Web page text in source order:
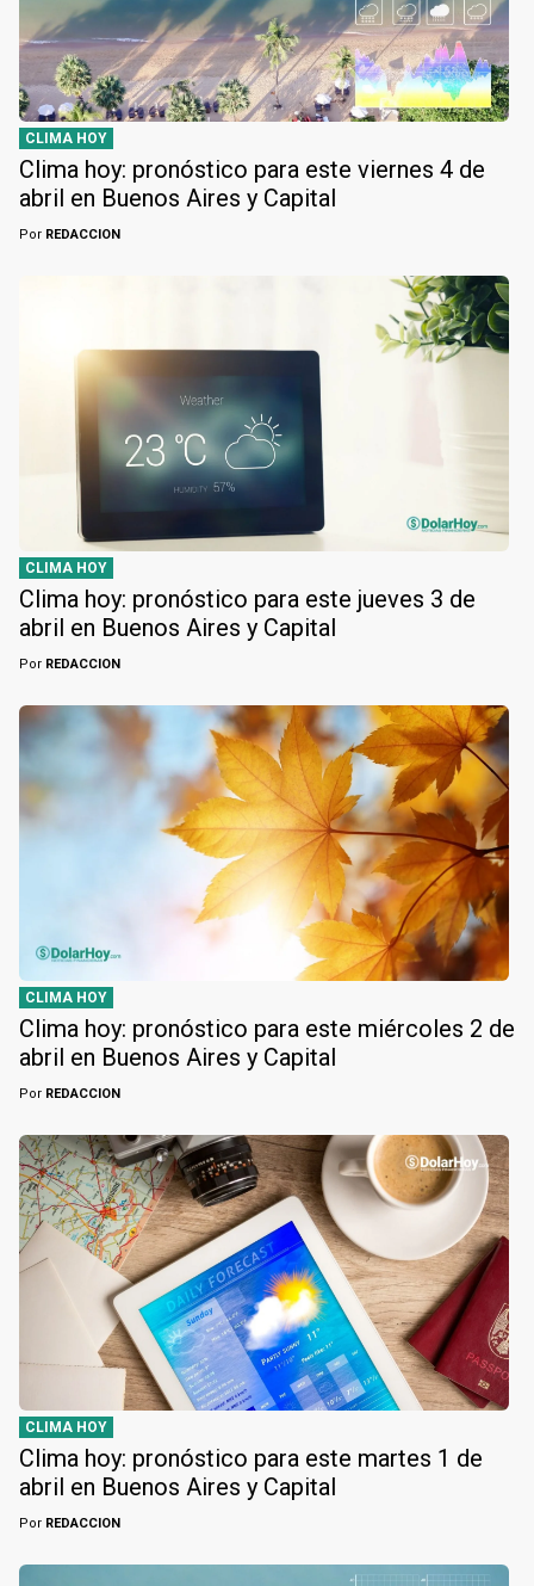
CLIMA HOY
Clima hoy: pronóstico para este viernes 4 de
abril en Buenos Aires y Capital
Por REDACCION
CLIMA HOY
Clima hoy: pronóstico para este jueves 3 de
abril en Buenos Aires y Capital
Por REDACCION
CLIMA HOY
Clima hoy: pronóstico para este miércoles 2 de
abril en Buenos Aires y Capital
Por REDACCION
CLIMA HOY
Clima hoy: pronóstico para este martes 1 de
abril en Buenos Aires y Capital
Por REDACCION